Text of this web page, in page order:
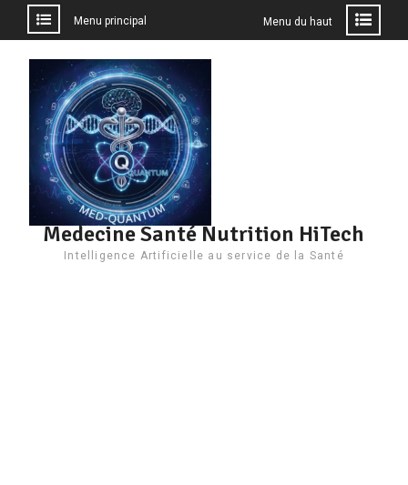
contenu
Menu principal Menu du haut
Medecine Santé Nutrition HiTech
Intelligence Artificielle au service de la Santé